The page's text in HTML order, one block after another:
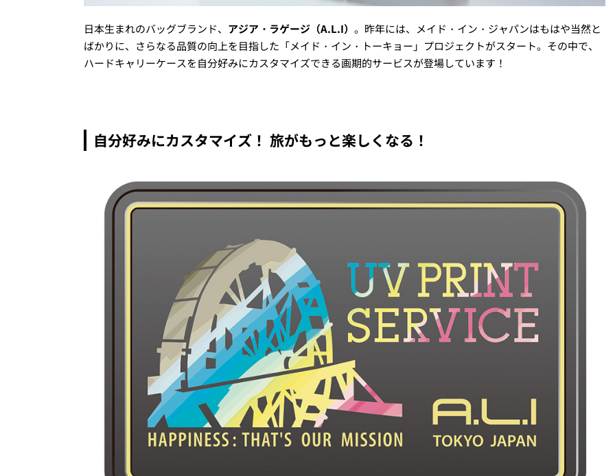
日本生まれのバッグブランド、 アジア・ラゲージ（A.L.I） 。昨年には、メイド・イン・ジャパンはもはや当然と
ばかりに、さらなる品質の向上を目指した「メイド・イン・トーキョー」プロジェクトがスタート。その中で、
ハードキャリーケースを自分好みにカスタマイズできる画期的サービスが登場しています！
自分好みにカスタマイズ！ 旅がもっと楽しくなる！